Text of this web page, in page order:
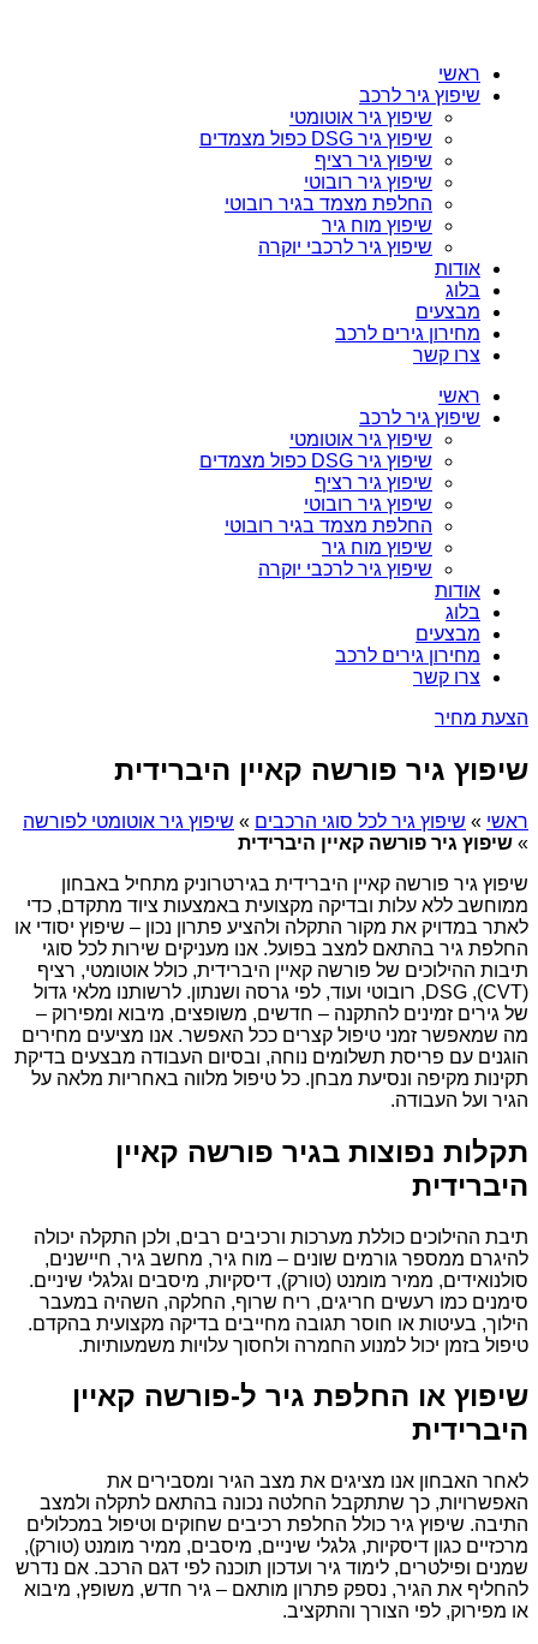
ראשי
שיפוץ גיר לרכב
שיפוץ גיר אוטומטי
שיפוץ גיר DSG כפול מצמדים
שיפוץ גיר רציף
שיפוץ גיר רובוטי
החלפת מצמד בגיר רובוטי
שיפוץ מוח גיר
שיפוץ גיר לרכבי יוקרה
אודות
בלוג
מבצעים
מחירון גירים לרכב
צרו קשר
ראשי
שיפוץ גיר לרכב
שיפוץ גיר אוטומטי
שיפוץ גיר DSG כפול מצמדים
שיפוץ גיר רציף
שיפוץ גיר רובוטי
החלפת מצמד בגיר רובוטי
שיפוץ מוח גיר
שיפוץ גיר לרכבי יוקרה
אודות
בלוג
מבצעים
מחירון גירים לרכב
צרו קשר
הצעת מחיר
שיפוץ גיר פורשה קאיין היברידית
ראשי » שיפוץ גיר לכל סוגי הרכבים » שיפוץ גיר אוטומטי לפורשה
» שיפוץ גיר פורשה קאיין היברידית
שיפוץ גיר פורשה קאיין היברידית בגירטרוניק מתחיל באבחון
ממוחשב ללא עלות ובדיקה מקצועית באמצעות ציוד מתקדם, כדי
לאתר במדויק את מקור התקלה ולהציע פתרון נכון – שיפוץ יסודי או
החלפת גיר בהתאם למצב בפועל. אנו מעניקים שירות לכל סוגי
תיבות ההילוכים של פורשה קאיין היברידית, כולל אוטומטי, רציף
(CVT), DSG, רובוטי ועוד, לפי גרסה ושנתון. לרשותנו מלאי גדול
של גירים זמינים להתקנה – חדשים, משופצים, מיבוא ומפירוק –
מה שמאפשר זמני טיפול קצרים ככל האפשר. אנו מציעים מחירים
הוגנים עם פריסת תשלומים נוחה, ובסיום העבודה מבצעים בדיקת
תקינות מקיפה ונסיעת מבחן. כל טיפול מלווה באחריות מלאה על
הגיר ועל העבודה.
תקלות נפוצות בגיר פורשה קאיין
היברידית
תיבת ההילוכים כוללת מערכות ורכיבים רבים, ולכן התקלה יכולה
להיגרם ממספר גורמים שונים – מוח גיר, מחשב גיר, חיישנים,
סולנואידים, ממיר מומנט (טורק), דיסקיות, מיסבים וגלגלי שיניים.
סימנים כמו רעשים חריגים, ריח שרוף, החלקה, השהיה במעבר
הילוך, בעיטות או חוסר תגובה מחייבים בדיקה מקצועית בהקדם.
טיפול בזמן יכול למנוע החמרה ולחסוך עלויות משמעותיות.
שיפוץ או החלפת גיר ל-פורשה קאיין
היברידית
לאחר האבחון אנו מציגים את מצב הגיר ומסבירים את
האפשרויות, כך שתתקבל החלטה נכונה בהתאם לתקלה ולמצב
התיבה. שיפוץ גיר כולל החלפת רכיבים שחוקים וטיפול במכלולים
מרכזיים כגון דיסקיות, גלגלי שיניים, מיסבים, ממיר מומנט (טורק),
שמנים ופילטרים, לימוד גיר ועדכון תוכנה לפי דגם הרכב. אם נדרש
להחליף את הגיר, נספק פתרון מותאם – גיר חדש, משופץ, מיבוא
או מפירוק, לפי הצורך והתקציב.